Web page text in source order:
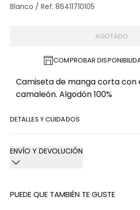
Blanco / Ref. 86411710105
AGOTADO
COMPROBAR
Camiseta de manga corta con
camaleón. Algodón 100%
DETALLES Y CUIDADOS
ENVÍO Y DEVOLUCIÓN
PUEDE QUE TAMBIÉN TE GUSTE